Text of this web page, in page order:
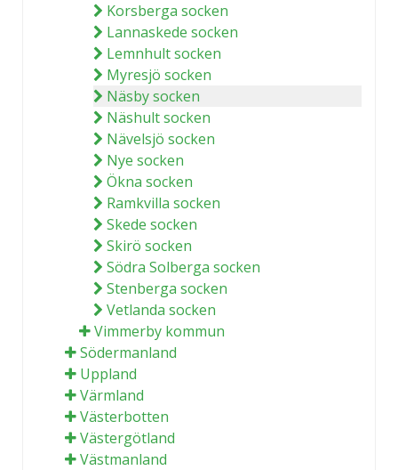
Korsberga socken
Lannaskede socken
Lemnhult socken
Myresjö socken
Näsby socken
Näshult socken
Nävelsjö socken
Nye socken
Ökna socken
Ramkvilla socken
Skede socken
Skirö socken
Södra Solberga socken
Stenberga socken
Vetlanda socken
Vimmerby kommun
Södermanland
Uppland
Värmland
Västerbotten
Västergötland
Västmanland